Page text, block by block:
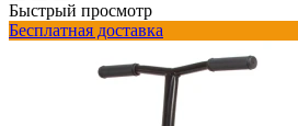
Быстрый просмотр
Бесплатная доставка